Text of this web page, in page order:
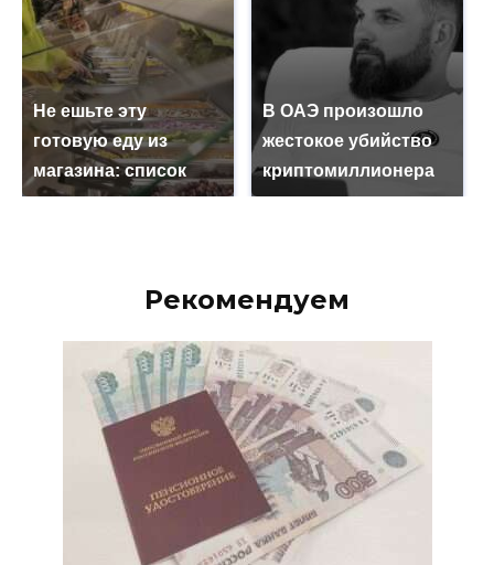
Не ешьте эту
готовую еду из
магазина: список
В ОАЭ произошло
жестокое убийство
криптомиллионера
Рекомендуем